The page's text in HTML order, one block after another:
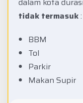
tidak termasuk:
BBM
Tol
Parkir
Makan Supir